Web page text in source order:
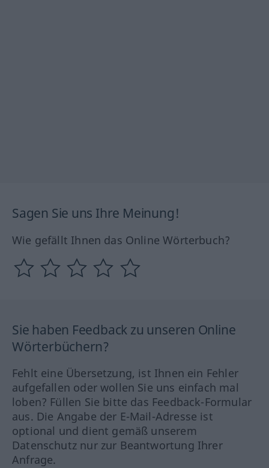
Sagen Sie uns Ihre Meinung!
Wie gefällt Ihnen das Online Wörterbuch?
Sie haben Feedback zu unseren Online
Wörterbüchern?
Fehlt eine Übersetzung, ist Ihnen ein Fehler
aufgefallen oder wollen Sie uns einfach mal
loben? Füllen Sie bitte das Feedback-Formular
aus. Die Angabe der E-Mail-Adresse ist
optional und dient gemäß unserem
Datenschutz nur zur Beantwortung Ihrer
Anfrage.